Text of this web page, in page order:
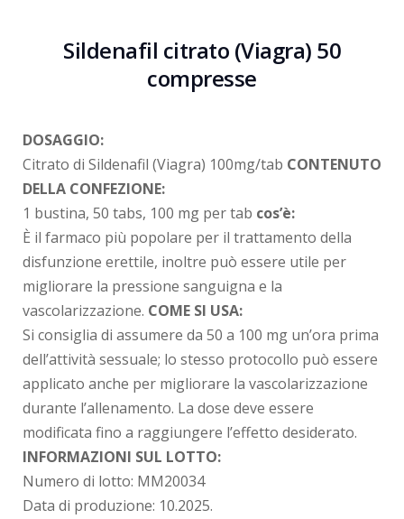
Sildenafil citrato (Viagra) 50
compresse
DOSAGGIO:
Citrato di Sildenafil (Viagra) 100mg/tab CONTENUTO
DELLA CONFEZIONE:
1 bustina, 50 tabs, 100 mg per tab cos’è:
È il farmaco più popolare per il trattamento della
disfunzione erettile, inoltre può essere utile per
migliorare la pressione sanguigna e la
vascolarizzazione. COME SI USA:
Si consiglia di assumere da 50 a 100 mg un’ora prima
dell’attività sessuale; lo stesso protocollo può essere
applicato anche per migliorare la vascolarizzazione
durante l’allenamento. La dose deve essere
modificata fino a raggiungere l’effetto desiderato.
INFORMAZIONI SUL LOTTO:
Numero di lotto: MM20034
Data di produzione: 10.2025.